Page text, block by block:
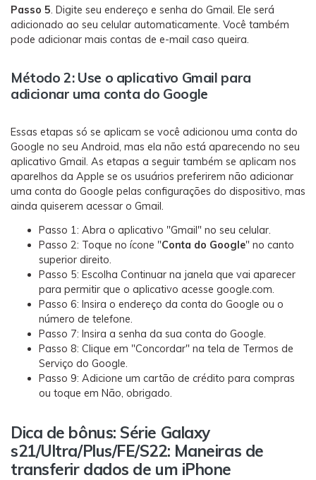
Passo 5. Digite seu endereço e senha do Gmail. Ele será
adicionado ao seu celular automaticamente. Você também
pode adicionar mais contas de e-mail caso queira.
Método 2: Use o aplicativo Gmail para
adicionar uma conta do Google
Essas etapas só se aplicam se você adicionou uma conta do
Google no seu Android, mas ela não está aparecendo no seu
aplicativo Gmail. As etapas a seguir também se aplicam nos
aparelhos da Apple se os usuários preferirem não adicionar
uma conta do Google pelas configurações do dispositivo, mas
ainda quiserem acessar o Gmail.
Passo 1: Abra o aplicativo "Gmail" no seu celular.
Passo 2: Toque no ícone "Conta do Google" no canto
superior direito.
Passo 5: Escolha Continuar na janela que vai aparecer
para permitir que o aplicativo acesse google.com.
Passo 6: Insira o endereço da conta do Google ou o
número de telefone.
Passo 7: Insira a senha da sua conta do Google.
Passo 8: Clique em "Concordar" na tela de Termos de
Serviço do Google.
Passo 9: Adicione um cartão de crédito para compras
ou toque em Não, obrigado.
Dica de bônus: Série Galaxy
s21/Ultra/Plus/FE/S22: Maneiras de
transferir dados de um iPhone